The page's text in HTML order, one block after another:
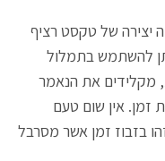
יצירה של טקסט רציף
להשתמש בתמלול
מקלידים את הנאמר
זמן. אין שום טעם
בזבוז זמן אשר מסרבל